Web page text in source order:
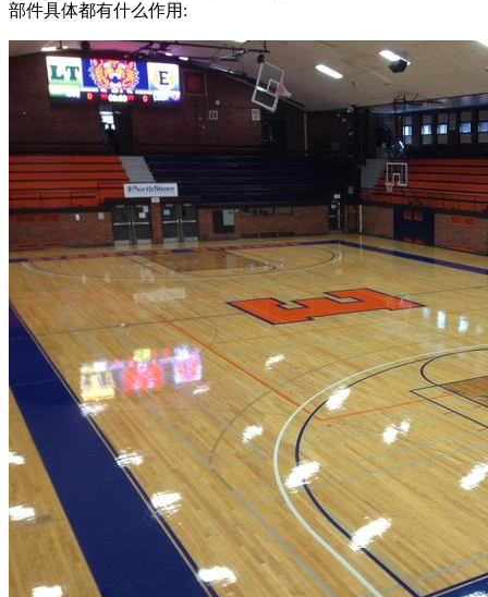
部件具体都有什么作用: